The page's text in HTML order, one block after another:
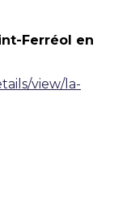
Ferréol en
view/la-